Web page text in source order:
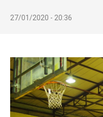
27/01/2020 - 20:36